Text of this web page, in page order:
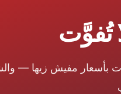
تُفوَّت
بأسعار مفيش زيها —